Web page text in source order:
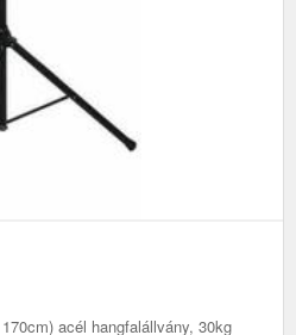
acél hangfalállvány, 30kg